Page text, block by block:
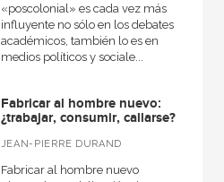
«poscolonial» es cada vez más
influyente no sólo en los debates
académicos, también lo es en
medios políticos y sociale...
Fabricar al hombre nuevo:
¿trabajar, consumir, callarse?
JEAN-PIERRE DURAND
Fabricar al hombre nuevo